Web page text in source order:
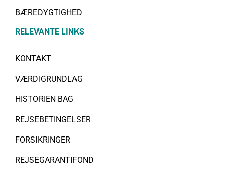
BÆREDYGTIGHED
RELEVANTE LINKS
KONTAKT
VÆRDIGRUNDLAG
HISTORIEN BAG
REJSEBETINGELSER
FORSIKRINGER
REJSEGARANTIFOND